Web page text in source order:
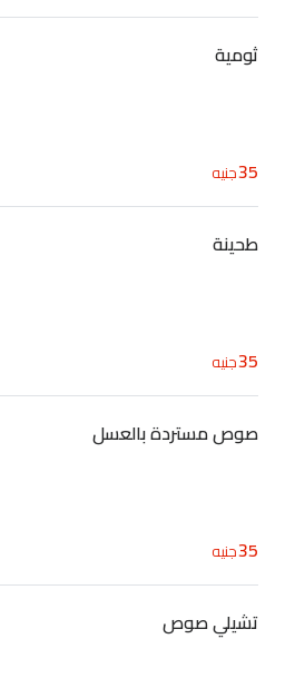
ثومية
35جنيه
طحينة
35جنيه
صوص مستردة بالعسل
35جنيه
تشيلي صوص